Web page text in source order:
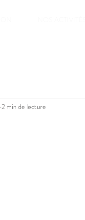
2 min de lecture